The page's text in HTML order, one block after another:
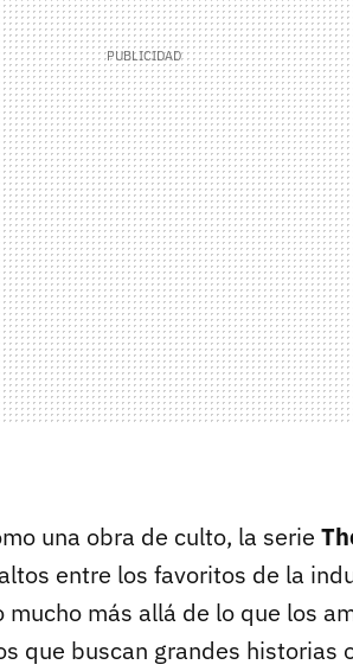
una obra de culto, la serie
entre los favoritos de la
más allá de lo que los
que buscan grandes historias